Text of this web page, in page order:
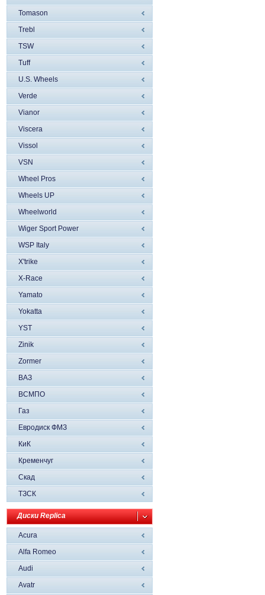
Tomason
Trebl
TSW
Tuff
U.S. Wheels
Verde
Vianor
Viscera
Vissol
VSN
Wheel Pros
Wheels UP
Wheelworld
Wiger Sport Power
WSP Italy
X'trike
X-Race
Yamato
Yokatta
YST
Zinik
Zormer
ВАЗ
ВСМПО
Газ
Евродиск ФМЗ
КиК
Кременчуг
Скад
ТЗСК
Диски Replica
Acura
Alfa Romeo
Audi
Avatr